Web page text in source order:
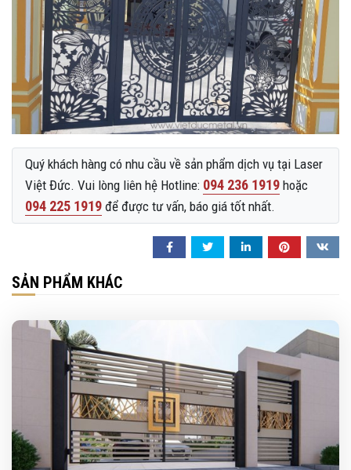
Quý khách hàng có nhu cầu về sản phẩm dịch vụ tại Laser
Việt Đức. Vui lòng liên hệ Hotline: 094 236 1919 hoặc
094 225 1919 để được tư vấn, báo giá tốt nhất.
SẢN PHẨM KHÁC